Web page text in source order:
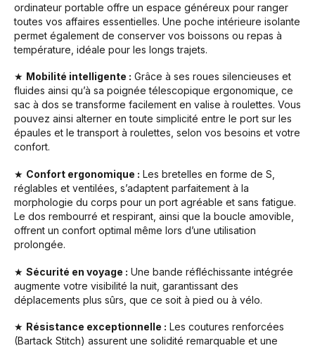
ordinateur portable offre un espace généreux pour ranger
toutes vos affaires essentielles. Une poche intérieure isolante
permet également de conserver vos boissons ou repas à
température, idéale pour les longs trajets.
★ Mobilité intelligente : Grâce à ses roues silencieuses et
fluides ainsi qu’à sa poignée télescopique ergonomique, ce
sac à dos se transforme facilement en valise à roulettes. Vous
pouvez ainsi alterner en toute simplicité entre le port sur les
épaules et le transport à roulettes, selon vos besoins et votre
confort.
★ Confort ergonomique : Les bretelles en forme de S,
réglables et ventilées, s’adaptent parfaitement à la
morphologie du corps pour un port agréable et sans fatigue.
Le dos rembourré et respirant, ainsi que la boucle amovible,
offrent un confort optimal même lors d’une utilisation
prolongée.
★ Sécurité en voyage : Une bande réfléchissante intégrée
augmente votre visibilité la nuit, garantissant des
déplacements plus sûrs, que ce soit à pied ou à vélo.
★ Résistance exceptionnelle : Les coutures renforcées
(Bartack Stitch) assurent une solidité remarquable et une